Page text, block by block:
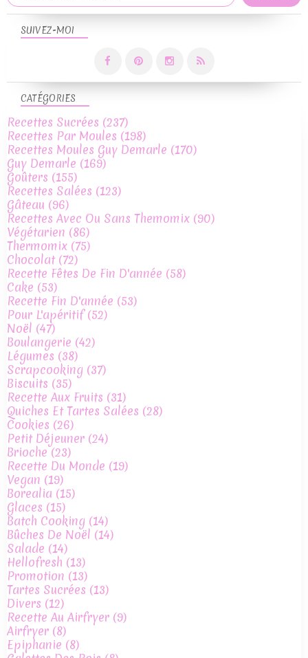
SUIVEZ-MOI
CATÉGORIES
Recettes Sucrées (237)
Recettes Par Moules (198)
Recettes Moules Guy Demarle (170)
Guy Demarle (169)
Goûters (155)
Recettes Salées (123)
Gâteau (96)
Recettes Avec Ou Sans Themomix (90)
Végétarien (86)
Thermomix (75)
Chocolat(72)
Recette Fêtes De Fin D'année (58)
Cake (53)
Recette Fin D'année (53)
Pour L'apéritif(52)
Noël (47)
Boulangerie (42)
Légumes (38)
Scrapcooking (37)
Biscuits (35)
Recette Aux Fruits (31)
Quiches Et Tartes Salées (28)
Cookies (26)
Petit Déjeuner (24)
Brioche(23)
Recette Du Monde (19)
Vegan (19)
Borealia (15)
Glaces (15)
Batch Cooking (14)
Bûches De Noël (14)
Salade (14)
Hellofresh (13)
Promotion (13)
Tartes Sucrées (13)
Divers (12)
Recette Au Airfryer (9)
Airfryer (8)
Epiphanie (8)